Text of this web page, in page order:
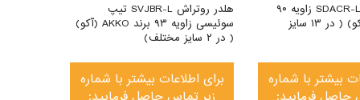
هلدر روتراش SVJBR-L تیپ
سوئیسی زاویه ۹۳ برند AKKO (آکو)
( در ۲ سایز مختلف)
برای اطلاعات بیشتر با شماره
هلدر روتراش SDACR-L زاویه ۹۰
برند AKKO (آکو) ( در ۱۳ سایز
بیشتر با شماره